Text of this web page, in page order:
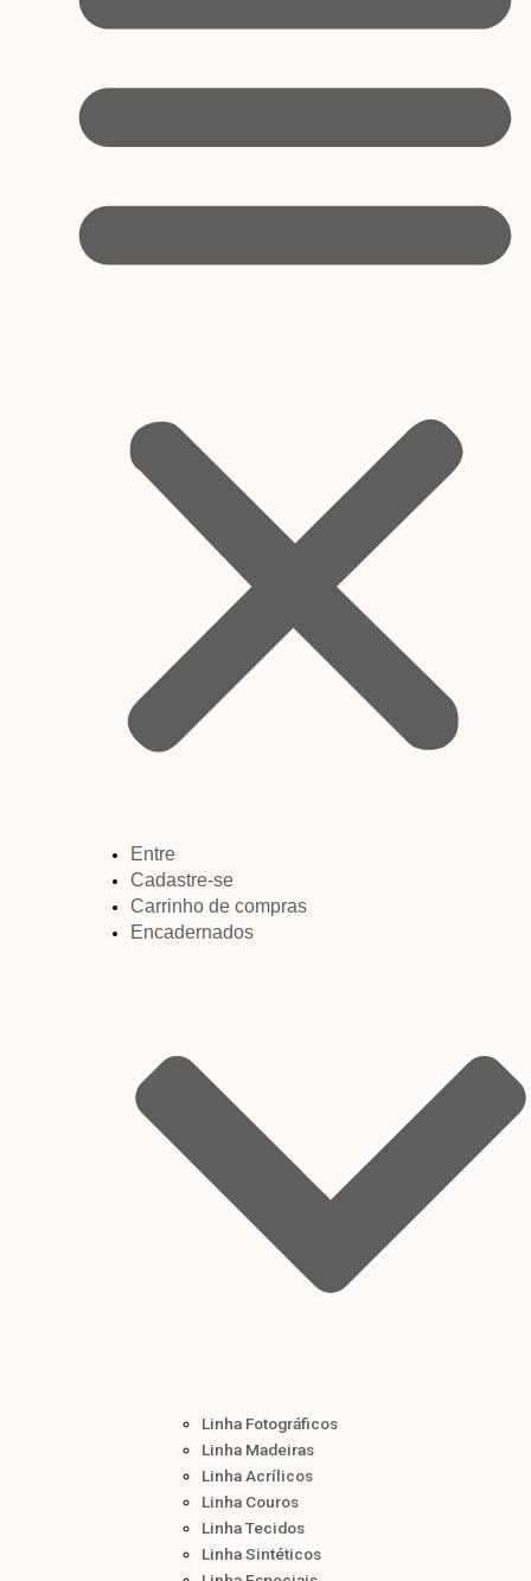
Entre
Cadastre-se
Carrinho de compras
Encadernados
Linha Fotográficos
Linha Madeiras
Linha Acrílicos
Linha Couros
Linha Tecidos
Linha Sintéticos